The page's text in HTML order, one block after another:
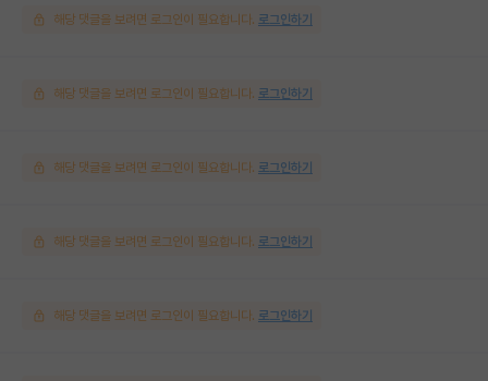
해당 댓글을 보려면 로그인이 필요합니다. 로그인하기
해당 댓글을 보려면 로그인이 필요합니다. 로그인하기
해당 댓글을 보려면 로그인이 필요합니다. 로그인하기
해당 댓글을 보려면 로그인이 필요합니다. 로그인하기
해당 댓글을 보려면 로그인이 필요합니다. 로그인하기